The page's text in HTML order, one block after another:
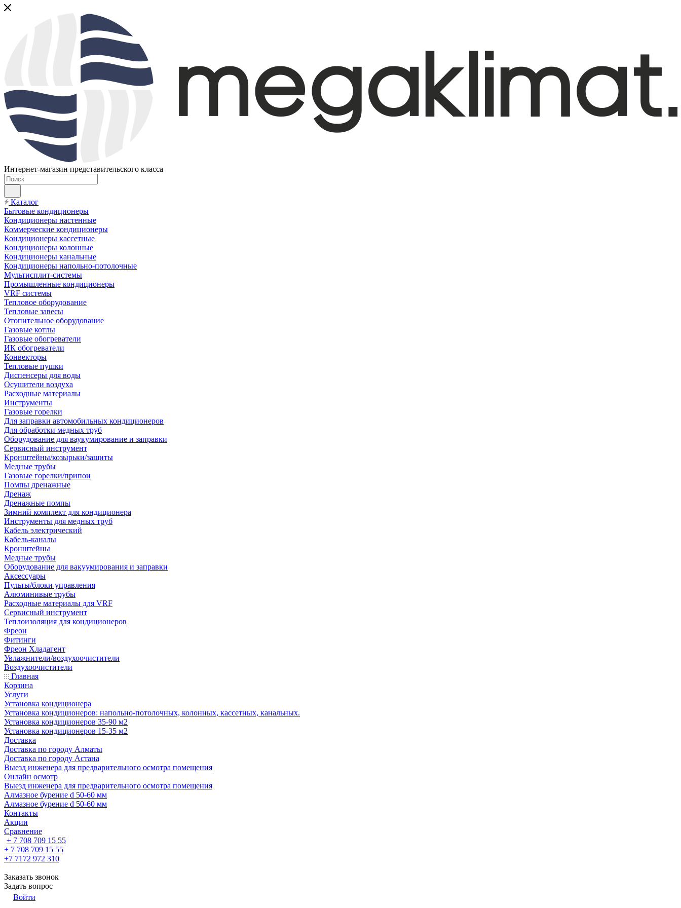
Интернет-магазин представительского класса
Каталог
Бытовые кондиционеры
Кондиционеры настенные
Коммерческие кондиционеры
Кондиционеры кассетные
Кондиционеры колонные
Кондиционеры канальные
Кондиционеры напольно-потолочные
Мультисплит-системы
Промышленные кондиционеры
VRF системы
Тепловое оборудование
Тепловые завесы
Отопительное оборудование
Газовые котлы
Газовые обогреватели
ИК обогреватели
Конвекторы
Тепловые пушки
Диспенсеры для воды
Осушители воздуха
Расходные материалы
Инструменты
Газовые горелки
Для заправки автомобильных кондиционеров
Для обработки медных труб
Оборудование для ваукумирование и заправки
Сервисный инструмент
Кронштейны/козырьки/защиты
Медные трубы
Газовые горелки/припои
Помпы дренажные
Дренаж
Дренажные помпы
Зимний комплект для кондиционера
Инструменты для медных труб
Кабель электрический
Кабель-каналы
Кронштейны
Медные трубы
Оборудование для вакуумирования и заправки
Аксессуары
Пульты/блоки управления
Алюминивые трубы
Расходные материалы для VRF
Сервисный инструмент
Теплоизоляция для кондиционеров
Фреон
Фитинги
Фреон Хладагент
Увлажнители/воздухоочистители
Воздухоочистители
Главная
Корзина
Услуги
Установка кондиционера
Установка кондиционеров: напольно-потолочных, колонных, кассетных, канальных.
Установка кондиционеров 35-90 м2
Установка кондиционеров 15-35 м2
Доставка
Доставка по городу Алматы
Доставка по городу Астана
Выезд инженера для предварительного осмотра помещения
Онлайн осмотр
Выезд инженера для предварительного осмотра помещения
Алмазное бурение d 50-60 мм
Алмазное бурение d 50-60 мм
Контакты
Акции
Сравнение
+ 7 708 709 15 55
+ 7 708 709 15 55
+7 7172 972 310
Заказать звонок
Задать вопрос
Войти